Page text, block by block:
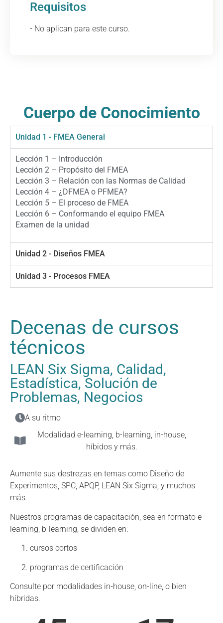
Requisitos
- No aplican para este curso.
Cuerpo de Conocimiento
Unidad 1 - FMEA General
Lección 1 – Introducción
Lección 2 – Propósito del FMEA
Lección 3 – Relación con las Normas de Calidad
Lección 4 – ¿DFMEA o PFMEA?
Lección 5 – El proceso de FMEA
Lección 6 – Conformando el equipo FMEA
Examen de la unidad
Unidad 2 - Diseños FMEA
Unidad 3 - Procesos FMEA
Decenas de cursos
técnicos
LEAN Six Sigma, Calidad,
Estadística, Solución de
Problemas, Negocios
A su ritmo
Modalidad e-learning, b-learning, in-house,
híbidos y más.
Aumente sus destrezas en temas como Diseño de
Experimentos, SPC, APQP, LEAN Six Sigma, y muchos
más.
Nuestros programas de capacitación, sea en formato e-
learning, b-learning, se dividen en:
cursos cortos
programas de certificación
Consulte por modalidades in-house, on-line, o bien
híbridas.